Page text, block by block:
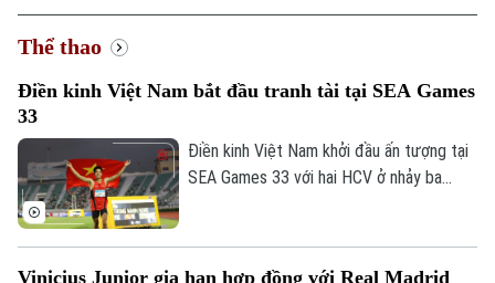
Thể thao
Điền kinh Việt Nam bắt đầu tranh tài tại SEA Games
33
Điền kinh Việt Nam khởi đầu ấn tượng tại
SEA Games 33 với hai HCV ở nhảy ba
Vinicius Junior gia hạn hợp đồng với Real Madrid